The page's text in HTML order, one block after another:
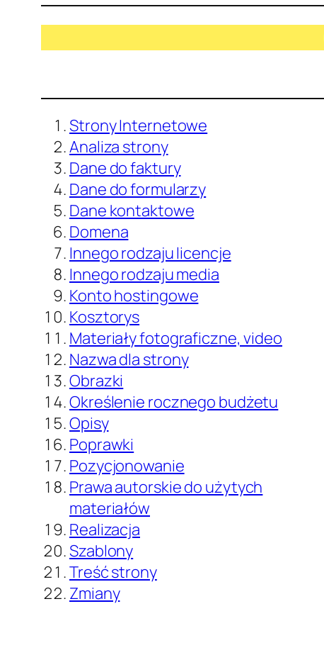
Strony Internetowe
Analiza strony
Dane do faktury
Dane do formularzy
Dane kontaktowe
Domena
Innego rodzaju licencje
Innego rodzaju media
Konto hostingowe
Kosztorys
Materiały fotograficzne, video
Nazwa dla strony
Obrazki
Określenie rocznego budżetu
Opisy
Poprawki
Pozycjonowanie
Prawa autorskie do użytych
materiałów
Realizacja
Szablony
Treść strony
Zmiany